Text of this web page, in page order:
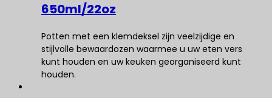
650ml/22oz
Potten met een klemdeksel zijn veelzijdige en
stijlvolle bewaardozen waarmee u uw eten vers
kunt houden en uw keuken georganiseerd kunt
houden.